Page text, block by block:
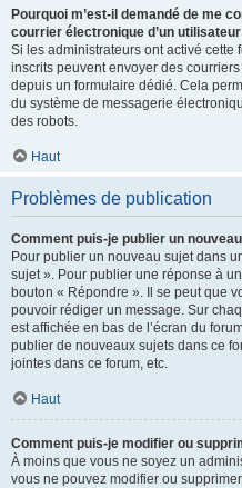
Pourquoi m’est-il demandé de me
courrier électronique d’un
Si les administrateurs ont activé
inscrits peuvent envoyer des
depuis un formulaire dédié. Cela
du système de messagerie
des robots.
Haut
Problèmes de publication
Comment puis-je publier un
Pour publier un nouveau sujet dans
sujet ». Pour publier une réponse à
bouton « Répondre ». Il se peut que
pouvoir rédiger un message. Sur
est affichée en bas de l’écran du
publier de nouveaux sujets dans ce
jointes dans ce forum, etc.
Haut
Comment puis-je modifier ou
À moins que vous ne soyez un
vous ne pouvez modifier ou